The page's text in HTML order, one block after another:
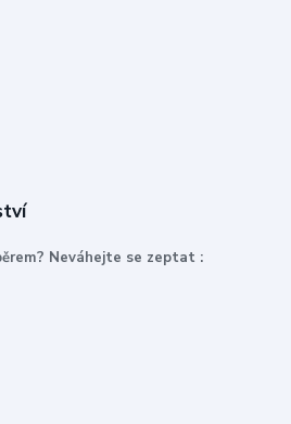
Neváhejte se zeptat :